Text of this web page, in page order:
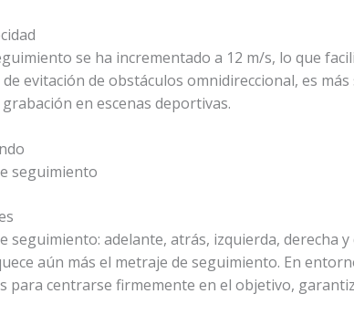
se ha incrementado a 12 m/s, lo que
evitación de obstáculos omnidireccional, es
en escenas deportivas.
seguimiento
seguimiento: adelante, atrás, izquierda, derecha
aún más el metraje de seguimiento. En
para centrarse firmemente en el objetivo,